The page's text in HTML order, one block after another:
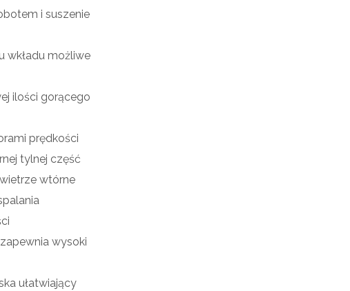
i suszenie
wkładu możliwe
ilości gorącego
prędkości
tylnej część
wtórne
wysoki
ułatwiający